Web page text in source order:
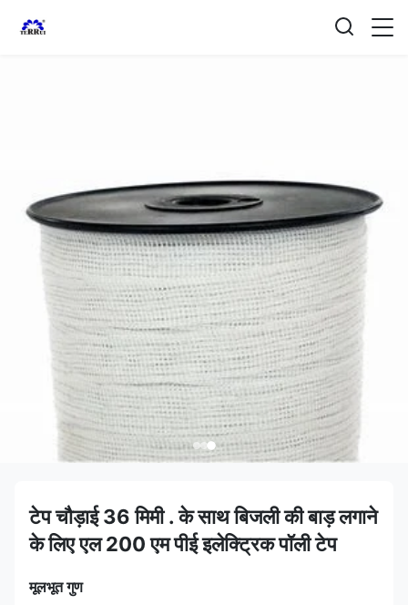
टेप चौड़ाई 36 मिमी . के साथ बिजली की बाड़ लगाने
के लिए एल 200 एम पीई इलेक्ट्रिक पॉली टेप
मूलभूत गुण